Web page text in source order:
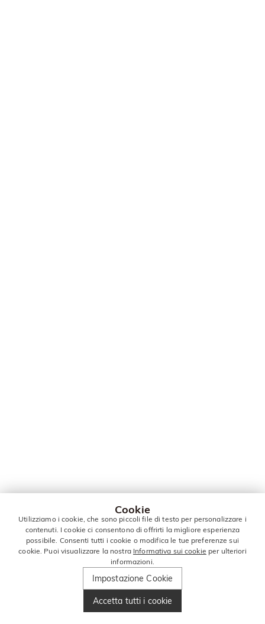
Cookie
Utilizziamo i cookie, che sono piccoli file di testo per personalizzare i
contenuti. I cookie ci consentono di offrirti la migliore esperienza
possibile. Consenti tutti i cookie o modifica le tue preferenze sui
cookie. Puoi visualizzare la nostra Informativa sui cookie per ulteriori
informazioni.
Impostazione Cookie
Accetta tutti i cookie